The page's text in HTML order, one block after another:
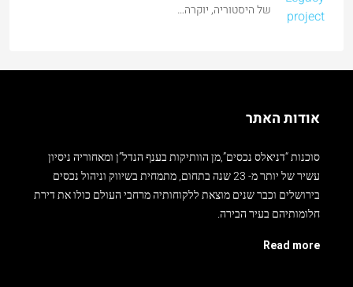
של היסטוריה, יוקרה…
אודות האתר
סוכנות “דניאלס נכסים”,מן הוותיקות בענף הנדל”ן ומאחוריה ניסיון
עשיר של יותר מ- 23 שנה בתחום, מתמחית בשיווק וניהול נכסים
בירושלים וכבר שנים מוצאת ללקוחותיה מרחבי העולם כולו את דירת
חלומותיהם בעיר הבירה.
Read more